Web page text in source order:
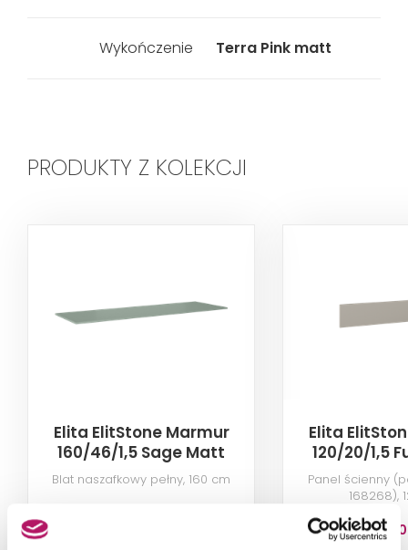
Wykończenie Terra Pink matt
PRODUKTY Z KOLEKCJI
Elita ElitStone Marmur
160/46/1,5 Sage Matt
RE051600011470
Blat naszafkowy pełny, 160 cm
Elita
120/20/1,5
Panel ścienny
168268),
808,00